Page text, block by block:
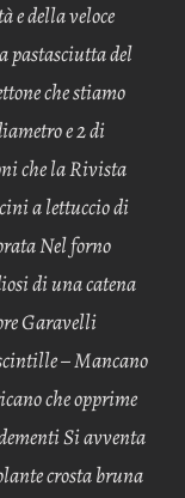
e della veloce
pastasciutta del
che stiamo
e 2 di
che la Rivista
a lettuccio di
Nel forno
di una catena
Garavelli
– Mancano
che opprime
Si avventa
crosta bruna